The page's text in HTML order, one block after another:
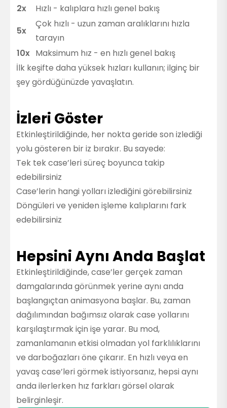
2x
Hızlı - kalıplara hızlı genel bakış
5x
Çok hızlı - uzun zaman aralıklarını hızla
tarayın
10x Maksimum hız - en hızlı genel bakış
İlk keşifte daha yüksek hızları kullanın; ilginç bir
şey gördüğünüzde yavaşlatın.
İzleri Göster
Etkinleştirildiğinde, her nokta geride son izlediği
yolu gösteren bir iz bırakır. Bu sayede:
Tek tek case’leri süreç boyunca takip
edebilirsiniz
Case’lerin hangi yolları izlediğini görebilirsiniz
Döngüleri ve yeniden işleme kalıplarını fark
edebilirsiniz
Hepsini Aynı Anda Başlat
Etkinleştirildiğinde, case’ler gerçek zaman
damgalarında görünmek yerine aynı anda
başlangıçtan animasyona başlar. Bu, zaman
dağılımından bağımsız olarak case yollarını
karşılaştırmak için işe yarar. Bu mod,
zamanlamanın etkisi olmadan yol farklılıklarını
ve darboğazları öne çıkarır. En hızlı veya en
yavaş case’leri görmek istiyorsanız, hepsi aynı
anda ilerlerken hız farkları görsel olarak
belirginleşir.